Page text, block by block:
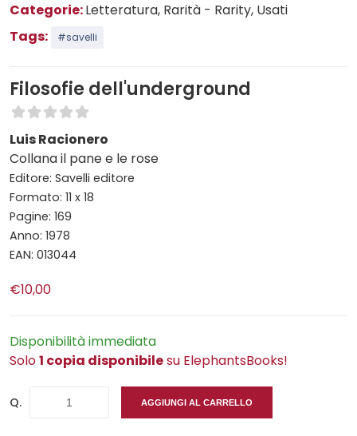
Categorie:Letteratura, Rarità - Rarity, Usati
Tags:
#savelli
Filosofie dell'underground
Luis Racionero
Collana il pane e le rose
Editore: Savelli editore
Formato: 11 x 18
Pagine: 169
Anno: 1978
EAN: 013044
€10,00
Disponibilità immediata
Solo1 copia disponibilesu ElephantsBooks!
Q. AGGIUNGI AL CARRELLO